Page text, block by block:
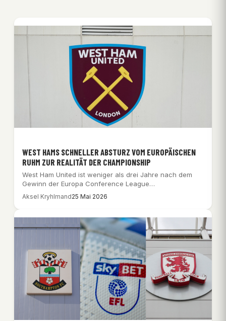
WEST HAMS SCHNELLER ABSTURZ VOM EUROPÄISCHEN
RUHM ZUR REALITÄT DER CHAMPIONSHIP
West Ham United ist weniger als drei Jahre nach dem
Gewinn der Europa Conference League…
Aksel Kryhlmand25 Mai 2026